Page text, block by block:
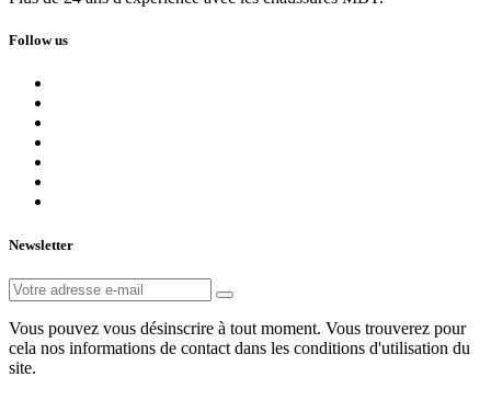
Follow us
Newsletter
Vous pouvez vous désinscrire à tout moment. Vous trouverez pour
cela nos informations de contact dans les conditions d'utilisation du
site.